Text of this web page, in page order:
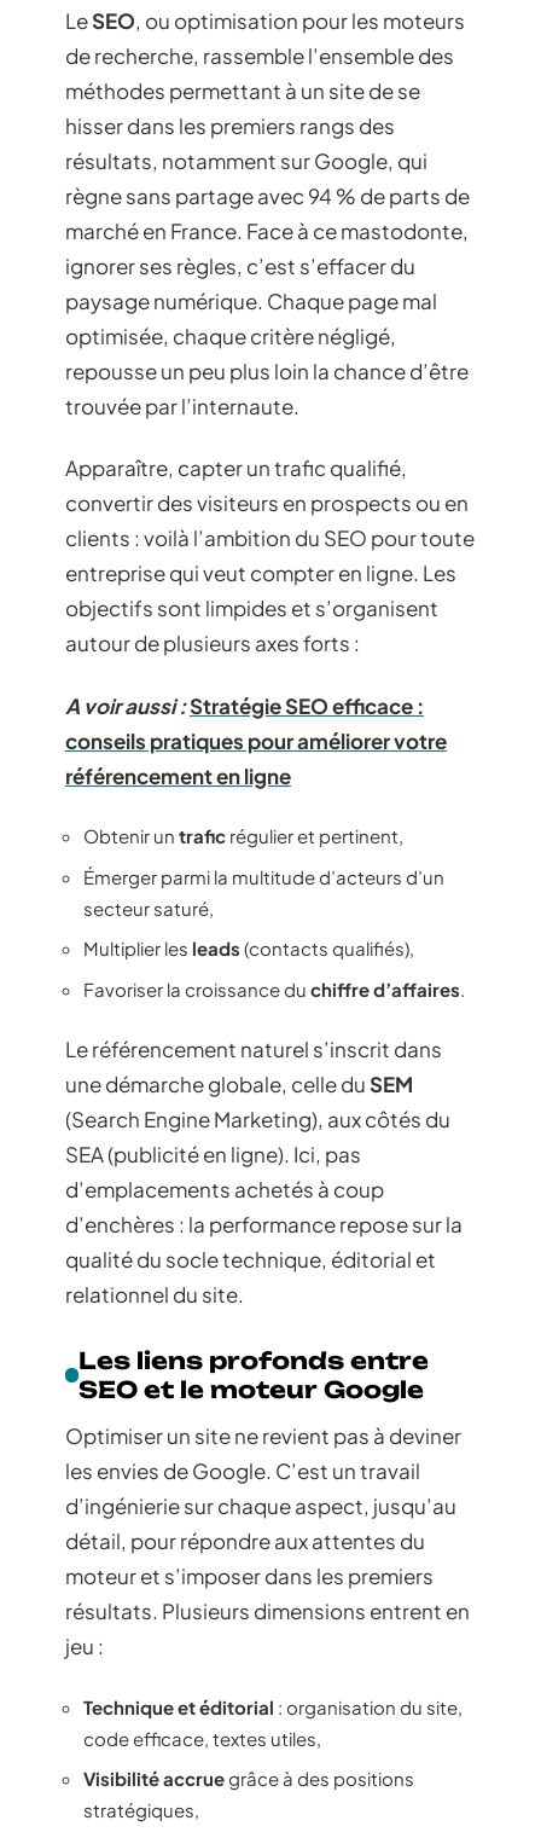
LeSEO, ou optimisation pour les moteurs
de recherche, rassemble l’ensemble des
méthodes permettant à un site de se
hisser dans les premiers rangs des
résultats, notamment sur Google, qui
règne sans partage avec 94 % de parts de
marché en France. Face à ce mastodonte,
ignorer ses règles, c’est s’effacer du
paysage numérique. Chaque page mal
optimisée, chaque critère négligé,
repousse un peu plus loin la chance d’être
trouvée par l’internaute.
Apparaître, capter un trafic qualifié,
convertir des visiteurs en prospects ou en
clients : voilà l’ambition du SEO pour toute
entreprise qui veut compter en ligne. Les
objectifs sont limpides et s’organisent
autour de plusieurs axes forts :
A voir aussi :Stratégie SEO efficace :
conseils pratiques pour améliorer votre
référencement en ligne
Obtenir un trafic régulier et pertinent,
Émerger parmi la multitude d’acteurs d’un
secteur saturé,
Multiplier les leads (contacts qualifiés),
Favoriser la croissance du chiffre d’affaires
Le référencement naturel s’inscrit dans
une démarche globale, celle du SEM
(Search Engine Marketing), aux côtés du
SEA (publicité en ligne). Ici, pas
d’emplacements achetés à coup
d’enchères : la performance repose sur la
qualité du socle technique, éditorial et
relationnel du site.
Les liens profonds entre
SEO et le moteur Google
Optimiser un site ne revient pas à deviner
les envies de Google. C’est un travail
d’ingénierie sur chaque aspect, jusqu’au
détail, pour répondre aux attentes du
moteur et s’imposer dans les premiers
résultats. Plusieurs dimensions entrent en
jeu :
Technique et éditorial : organisation du site,
code efficace, textes utiles,
Visibilité accruegrâce à des positions
stratégiques,